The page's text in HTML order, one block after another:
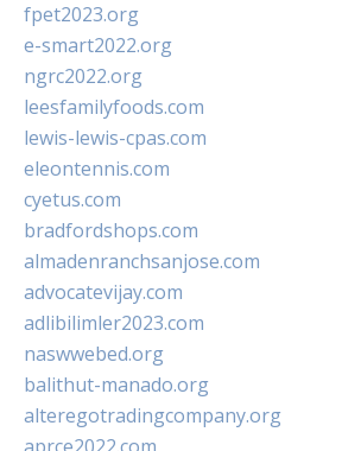
fpet2023.org
e-smart2022.org
ngrc2022.org
leesfamilyfoods.com
lewis-lewis-cpas.com
eleontennis.com
cyetus.com
bradfordshops.com
almadenranchsanjose.com
advocatevijay.com
adlibilimler2023.com
naswwebed.org
balithut-manado.org
alteregotradingcompany.org